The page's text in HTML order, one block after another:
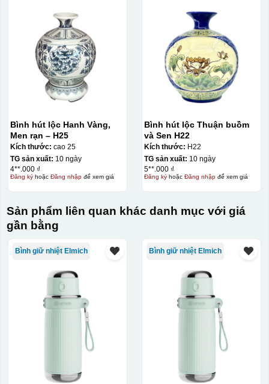
Bình hút lộc Hanh Vàng,
Men rạn – H25
Kích thước: cao 25
TG sản xuất: 10 ngày
4**.000 ₫
Đăng kýhoặc Đăng nhậpđể xem giá
Bình hút lộc Thuận buồm
và Sen H22
Kích thước: H22
TG sản xuất: 10 ngày
5**.000 ₫
Đăng kýhoặc Đăng nhậpđể xem giá
Sản phẩm liên quan khác danh mục với giá
gần bằng
Bình giữ nhiệt Elmich Bình giữ nhiệt Elmich